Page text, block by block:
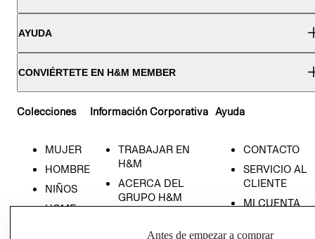
AYUDA
CONVIÉRTETE EN H&M MEMBER
Colecciones
MUJER
HOMBRE
NIÑOS
HOME
Información Corporativa
TRABAJAR EN
H&M
ACERCA DEL
GRUPO H&M
SOCIAL
Ayuda
CONTACTO
SERVICIO AL
CLIENTE
MI CUENTA
Antes de empezar a comprar